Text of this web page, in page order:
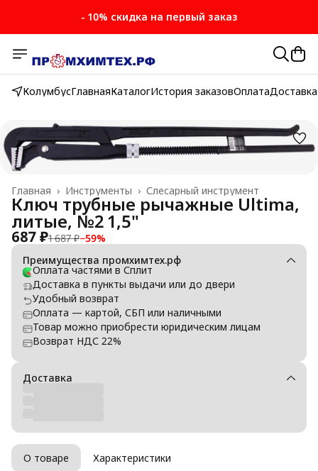
- 10% скидка на первый заказ
КолумбусГлавнаяКаталогИстория заказовОплатаДоставка
Слесарный инструмент
Инструменты ›
Главная ›
Ключ трубные рычажные Ultima,
литые, №2 1,5"
687 ₽1 687 ₽−59%
Преимущества промхимтех.рф
Оплата частями в Сплит
Доставка в пункты выдачи или до двери
Удобный возврат
Оплата — картой, СБП или наличными
Товар можно приобрести юридическим лицам
Возврат НДС 22%
Доставка
О товаре Характеристики